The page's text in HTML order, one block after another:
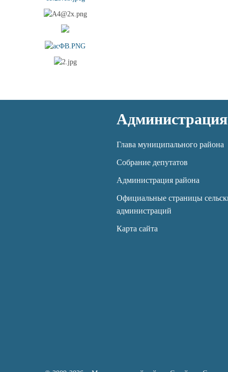
Администрация
Глава муниципального района
Собрание депутатов
Администрация района
Официальные страницы
администраций
Карта сайта